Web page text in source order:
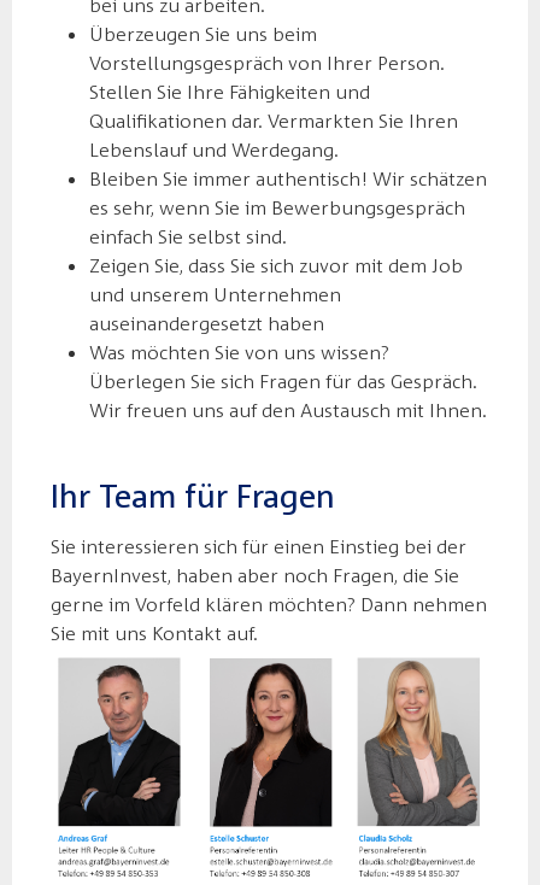
Überzeugen Sie uns beim
Vorstellungsgespräch von Ihrer Person.
Stellen Sie Ihre Fähigkeiten und
Qualifikationen dar. Vermarkten Sie Ihren
Lebenslauf und Werdegang.
Bleiben Sie immer authentisch! Wir schätzen
es sehr, wenn Sie im Bewerbungsgespräch
einfach Sie selbst sind.
Zeigen Sie, dass Sie sich zuvor mit dem Job
und unserem Unternehmen
auseinandergesetzt haben
Was möchten Sie von uns wissen?
Überlegen Sie sich Fragen für das Gespräch.
Wir freuen uns auf den Austausch mit Ihnen.
Ihr Team für Fragen
Sie interessieren sich für einen Einstieg bei der
BayernInvest, haben aber noch Fragen, die Sie
gerne im Vorfeld klären möchten? Dann nehmen
Sie mit uns Kontakt auf.